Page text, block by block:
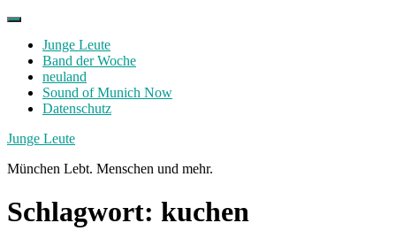
Skip
contentJunge Leute
Band der Woche
neuland
Sound of Munich Now
Datenschutz
Facebook
Twitter
Instagram
Junge Leute
München Lebt. Menschen und mehr.
Schlagwort: kuchen